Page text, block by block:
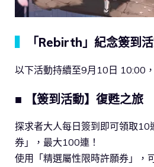
「Rebirth」紀念簽到
以下活動持續至9月10日 10:00
■ 【簽到活動】復甦之旅
探求者大人每日簽到即可領取10
券」，最大100連！
使用「精選屬性限時許願券」，